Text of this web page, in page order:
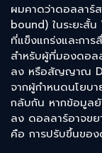
ผมคาดว่าดอลลาร์
bound) ในระยะสั้
ที่แข็งแกร่งและการ
สำหรับผู้ที่มองดอล
ลง หรือสัญญาณ
จากผู้กำหนดนโยบา
กลับกัน หากข้อมูลยั
ลง ดอลลาร์อาจข
คือ การปรับขึ้นขอ